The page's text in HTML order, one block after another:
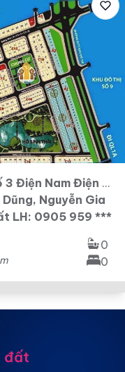
Nam Điện Ngọc
Nguyễn Gia
LH: 0905 959 ***
0
0
đất